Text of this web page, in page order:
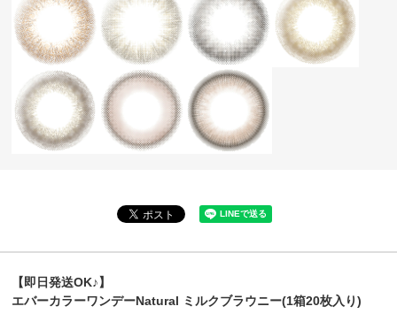
【即日発送OK♪】
エバーカラーワンデーNatural ミルクブラウニー(1箱20枚入り)